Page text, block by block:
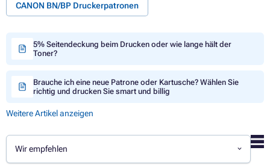
CANON BN/BP Druckerpatronen
5% Seitendeckung beim Drucken oder wie lange hält der
Toner?
Brauche ich eine neue Patrone oder Kartusche? Wählen Sie
richtig und drucken Sie smart und billig
Weitere Artikel anzeigen
Wir empfehlen